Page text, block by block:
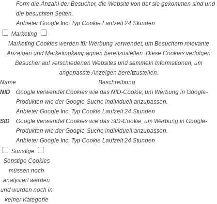
Form die Anzahl der Besucher, die Website von der sie gekommen sind und
die besuchten Seiten.
Anbieter Google Inc. Typ Cookie Laufzeit 24 Stunden
Marketing
Marketing Cookies werden für Werbung verwendet, um Besuchern relevante
Anzeigen und Marketingkampagnen bereitzustellen. Diese Cookies verfolgen
Besucher auf verschiedenen Websites und sammeln Informationen, um
angepasste Anzeigen bereitzustellen.
Name
Beschreibung
NID
Google verwendet Cookies wie das NID-Cookie, um Werbung in Google-
Produkten wie der Google-Suche individuell anzupassen.
Anbieter Google Inc. Typ Cookie Laufzeit 24 Stunden
SID
Google verwendet Cookies wie das SID-Cookie, um Werbung in Google-
Produkten wie der Google-Suche individuell anzupassen.
Anbieter Google Inc. Typ Cookie Laufzeit 24 Stunden
Sonstige
Sonstige Cookies
müssen noch
analysiert werden
und wurden noch in
keiner Kategorie